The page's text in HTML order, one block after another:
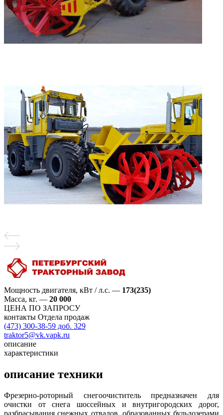
Мощность двигателя, кВт / л.с. — 173(235)
Масса, кг. — 20 000
ЦЕНА ПО ЗАПРОСУ
контакты Отдела продаж
(473) 300-38-59 доб. 329
traktor5@vk.vapk.ru
описание
характеристики
описание техники
Фрезерно-роторный снегоочиститель предназначен для
очистки от снега шоссейных и внутригородских дорог,
разбрасывания снежных отвалов, образованных бульдозерами